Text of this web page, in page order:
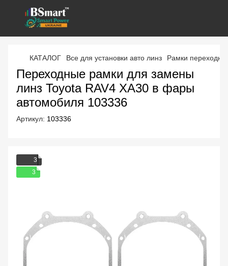
КАТАЛОГ Все для установки авто линз Рамки
Переходные рамки для замены
линз Toyota RAV4 XA30 в фары
автомобиля 103336
Артикул: 103336
3
3